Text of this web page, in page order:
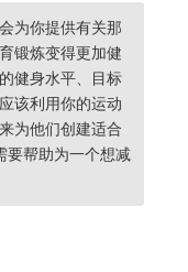
为你提供有关那
锻炼变得更加健
健身水平、目标
该利用你的运动
为他们创建适合
要帮助为一个想减